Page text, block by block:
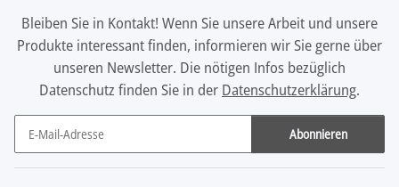
Bleiben Sie in Kontakt! Wenn Sie unsere Arbeit und unsere
Produkte interessant finden, informieren wir Sie gerne über
unseren Newsletter. Die nötigen Infos bezüglich
Datenschutz finden Sie in der Datenschutzerklärung.
Abonnieren
Newsletter Abonnieren